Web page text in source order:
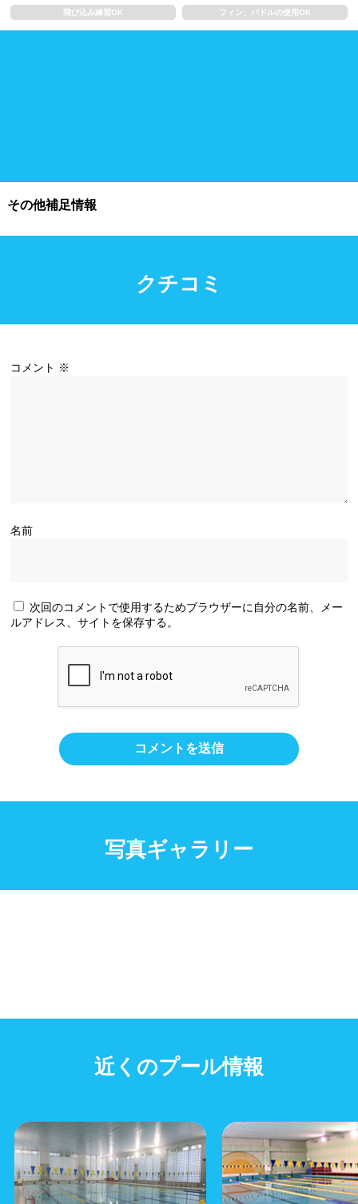
飛び込み練習OK フィン、パドルの使用OK
その他補足情報
クチコミ
コメント ※
名前
次回のコメントで使用するためブラウザーに自分の名前、メー
ルアドレス、サイトを保存する。
写真ギャラリー
近くのプール情報
プール情報